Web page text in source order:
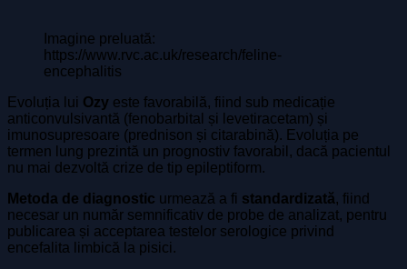
Imagine preluată:
https://www.rvc.ac.uk/research/feline-
encephalitis
Evoluția lui Ozy este favorabilă, fiind sub medicație
anticonvulsivantă (fenobarbital și levetiracetam) și
imunosupresoare (prednison și citarabină). Evoluția pe
termen lung prezintă un prognostiv favorabil, dacă pacientul
nu mai dezvoltă crize de tip epileptiform.
Metoda de diagnostic urmează a fi standardizată, fiind
necesar un număr semnificativ de probe de analizat, pentru
publicarea și acceptarea testelor serologice privind
encefalita limbică la pisici.